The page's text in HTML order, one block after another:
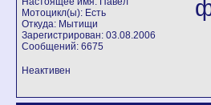
Мотоцикл(ы): Есть
Откуда: Мытищи
Зарегистрирован: 03.08.2006
Сообщений: 6675
Неактивен